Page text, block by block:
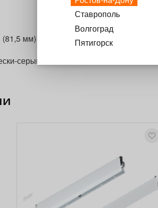
(81,5 мм)
серый.
Ставрополь
Волгоград
Пятигорск